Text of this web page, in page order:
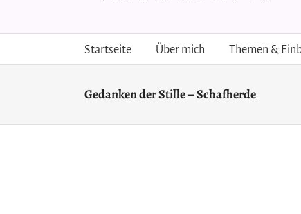
Startseite Über mich Themen &
Gedanken der Stille – Schafherde